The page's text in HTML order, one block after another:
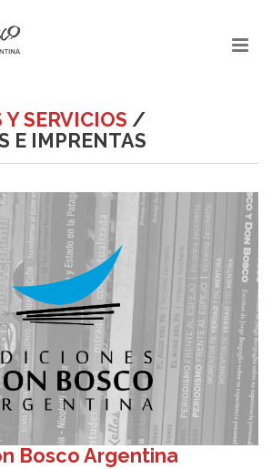
SERVICIOS /
E IMPRENTAS
Bosco Argentina